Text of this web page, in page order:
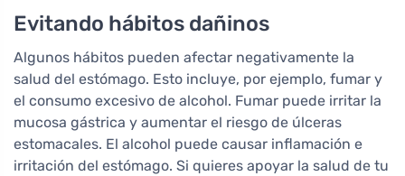
Evitando hábitos dañinos
Algunos hábitos pueden afectar negativamente la
salud del estómago. Esto incluye, por ejemplo, fumar y
el consumo excesivo de alcohol. Fumar puede irritar la
mucosa gástrica y aumentar el riesgo de úlceras
estomacales. El alcohol puede causar inflamación e
irritación del estómago. Si quieres apoyar la salud de tu